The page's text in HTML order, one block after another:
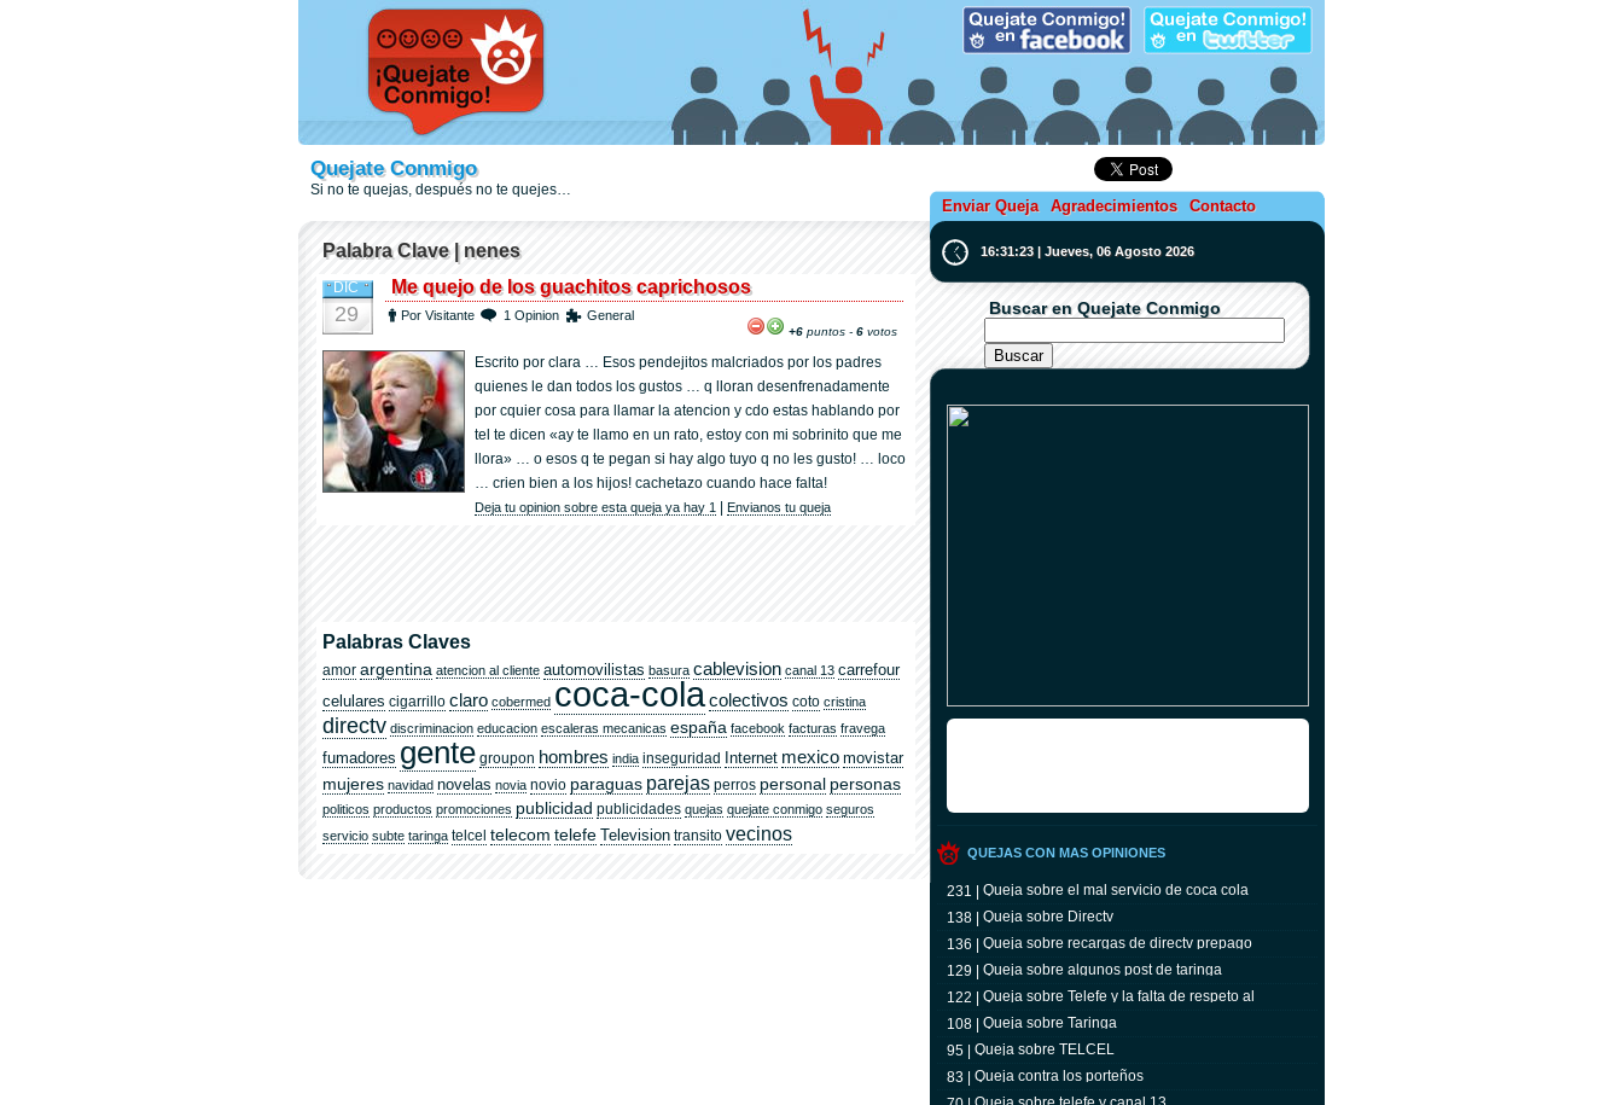
Quejate Conmigo
Si no te quejas, después no te quejes…
Enviar Queja Agradecimientos Contacto
Palabra Clave | nenes
DIC
29
Me quejo de los guachitos caprichosos
Por Visitante 1 Opinion General
+6 puntos - 6 votos
Escrito por clara … Esos pendejitos malcriados por los padres
quienes le dan todos los gustos … q lloran desenfrenadamente
por cquier cosa para llamar la atencion y cdo estas hablando por
tel te dicen «ay te llamo en un rato, estoy con mi sobrinito que me
llora» … o esos q te pegan si hay algo tuyo q no les gusto! … loco
… crien bien a los hijos! cachetazo cuando hace falta!
Deja tu opinion sobre esta queja ya hay 1 Envianos tu queja
Palabras Claves
amor argentina atencion al cliente automovilistas basura cablevision canal 13 carrefour
celulares cigarrillo claro cobermed coca-colacolectivos coto cristina
directv discriminacion educacion escaleras mecanicas españa facebook facturas fravega
fumadores gente groupon hombres india inseguridad Internet mexico movistar
mujeres navidad novelas novia novio paraguas parejas perros personal personas
politicos productos promociones publicidad publicidades quejas quejate conmigo seguros
servicio subte taringa telcel telecom telefe Television transito vecinos
16:31:24 | Jueves, 06 Agosto 2026
Buscar en Quejate Conmigo
QUEJAS CON MAS OPINIONES
231 | Queja sobre el mal servicio de coca cola
138 | Queja sobre Directv
136 | Queja sobre recargas de directv prepago
129 | Queja sobre algunos post de taringa
122 | Queja sobre Telefe y la falta de respeto al
televidente
108 | Queja sobre Taringa
95 | Queja sobre TELCEL
83 | Queja contra los porteños